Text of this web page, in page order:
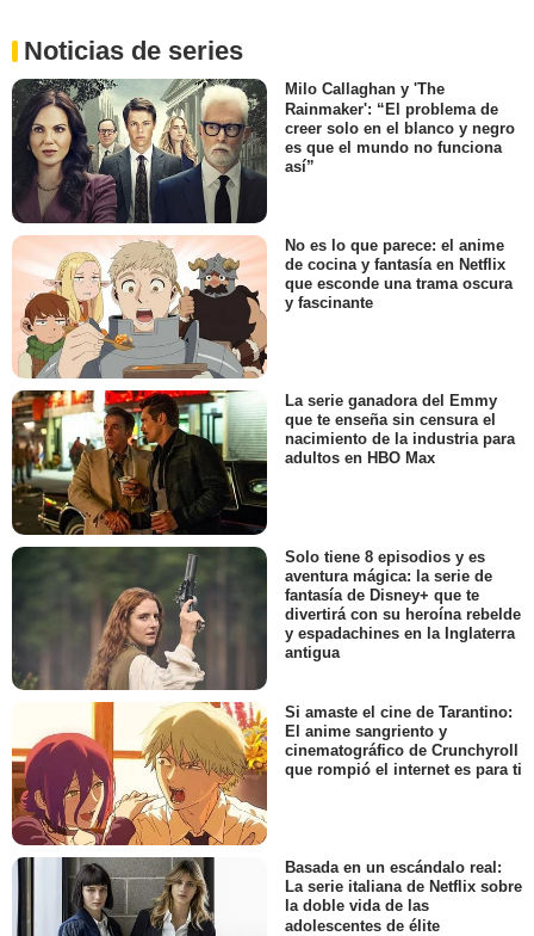
Noticias de series
Milo Callaghan y 'The
Rainmaker': “El problema de
creer solo en el blanco y negro
es que el mundo no funciona
así”
No es lo que parece: el anime
de cocina y fantasía en Netflix
que esconde una trama oscura
y fascinante
La serie ganadora del Emmy
que te enseña sin censura el
nacimiento de la industria para
adultos en HBO Max
Solo tiene 8 episodios y es
aventura mágica: la serie de
fantasía de Disney+ que te
divertirá con su heroína rebelde
y espadachines en la Inglaterra
antigua
Si amaste el cine de Tarantino:
El anime sangriento y
cinematográfico de Crunchyroll
que rompió el internet es para ti
Basada en un escándalo real:
La serie italiana de Netflix sobre
la doble vida de las
adolescentes de élite